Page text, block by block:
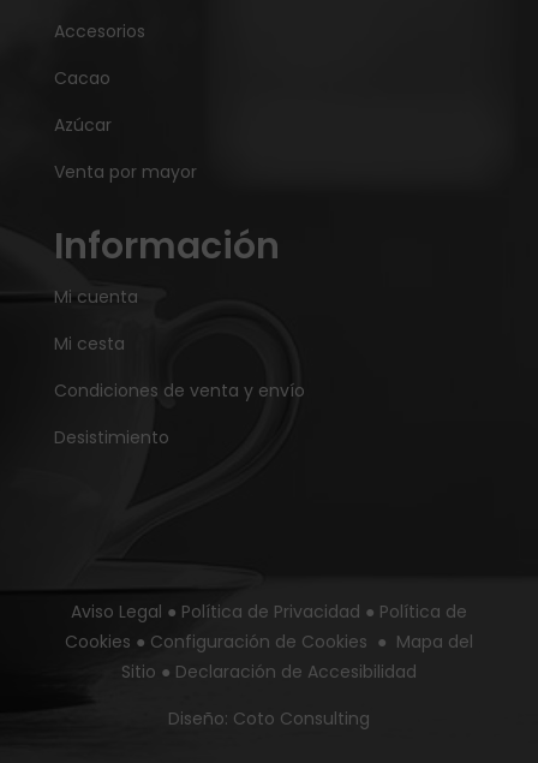
Accesorios
Cacao
Azúcar
Venta por mayor
Información
Mi cuenta
Mi cesta
Condiciones de venta y envío
Desistimiento
Aviso Legal ● Política de Privacidad ● Política de
Cookies ● Configuración de Cookies ● Mapa del
Sitio ● Declaración de Accesibilidad
Diseño: Coto Consulting